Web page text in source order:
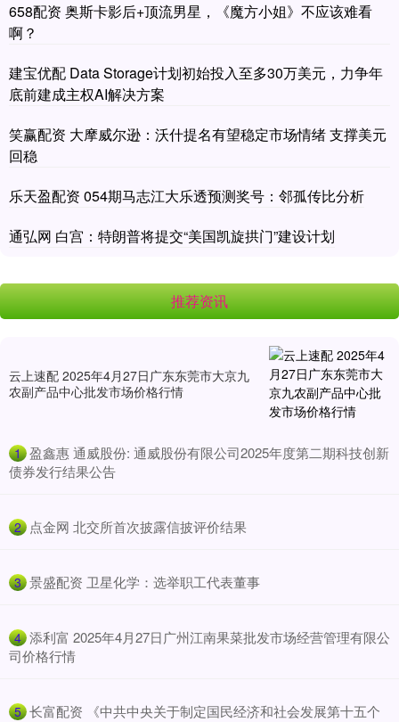
658配资 奥斯卡影后+顶流男星，《魔方小姐》不应该难看
啊？
建宝优配 Data Storage计划初始投入至多30万美元，力争年
底前建成主权AI解决方案
笑赢配资 大摩威尔逊：沃什提名有望稳定市场情绪 支撑美元
回稳
乐天盈配资 054期马志江大乐透预测奖号：邻孤传比分析
通弘网 白宫：特朗普将提交“美国凯旋拱门”建设计划
推荐资讯
云上速配 2025年4月27日广东东莞市大京九
农副产品中心批发市场价格行情
1 ​盈鑫惠 通威股份: 通威股份有限公司2025年度第二期科技创新
债券发行结果公告
2 ​点金网 北交所首次披露信披评价结果
3 ​景盛配资 卫星化学：选举职工代表董事
4 ​添利富 2025年4月27日广州江南果菜批发市场经营管理有限公
司价格行情
5 ​长富配资 《中共中央关于制定国民经济和社会发展第十五个